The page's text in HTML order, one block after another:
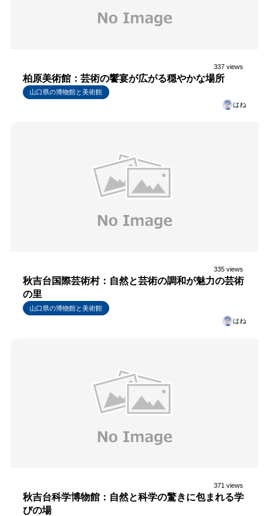
337 views
柏原美術館：芸術の饗宴が広がる穏やかな場所
山口県の博物館と美術館
はね
335 views
秋吉台国際芸術村：自然と芸術の調和が魅力の芸術
の里
山口県の博物館と美術館
はね
371 views
秋吉台科学博物館：自然と科学の驚きに包まれる学
びの場